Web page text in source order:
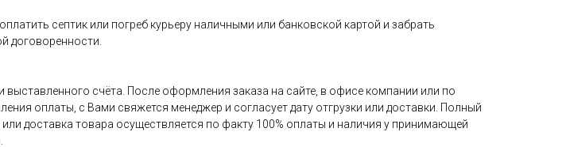
септик или погреб курьеру наличными или банковской картой и забрать
договоренности.
счёта. После оформления заказа на сайте, в офисе компании или по
оплаты, с Вами свяжется менеджер и согласует дату отгрузки или доставки. Полный
доставка товара осуществляется по факту 100% оплаты и наличия у принимающей